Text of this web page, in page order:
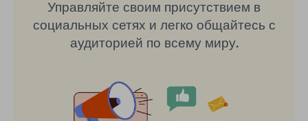
Управляйте своим присутствием в
социальных сетях и легко общайтесь с
аудиторией по всему миру.